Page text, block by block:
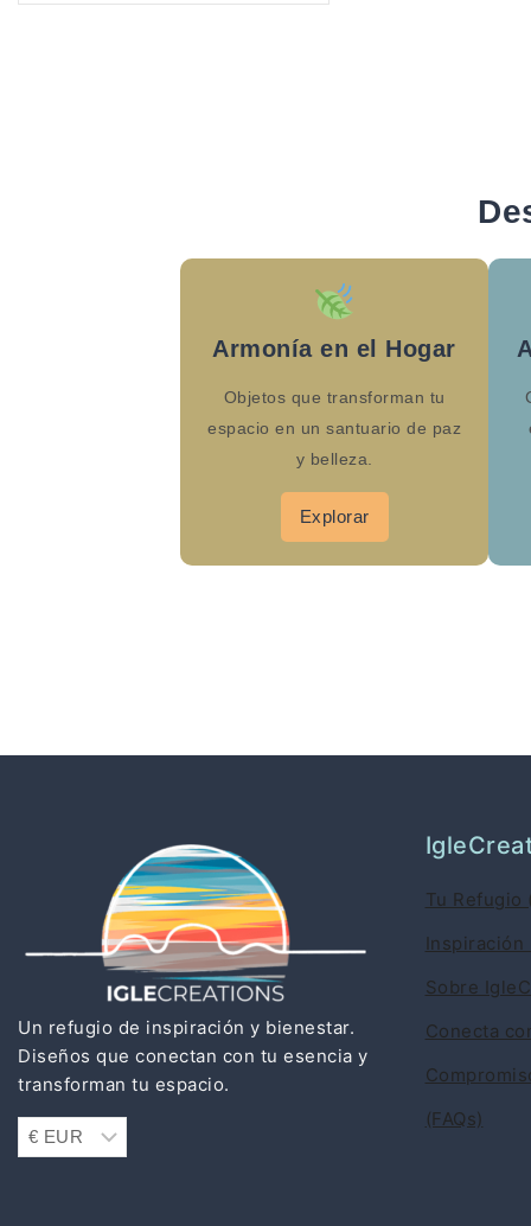
Armonía en el Hogar
Objetos que transforman tu
espacio en un santuario de paz
y belleza.
Explorar
Un refugio de inspiración y bienestar.
Diseños que conectan con tu esencia y
transforman tu espacio.
Tu Refugio
Inspiración
Sobre
Conecta
(FAQs)